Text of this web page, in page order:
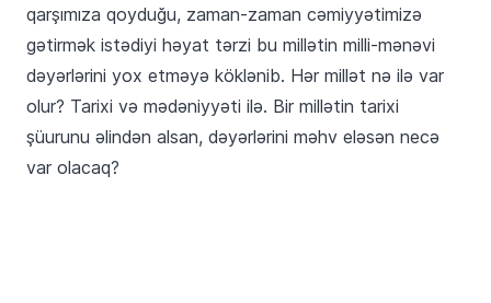
qarşımıza qoyduğu, zaman-zaman cəmiyyətimizə
gətirmək istədiyi həyat tərzi bu millətin milli-mənəvi
dəyərlərini yox etməyə köklənib. Hər millət nə ilə var
olur? Tarixi və mədəniyyəti ilə. Bir millətin tarixi
şüurunu əlindən alsan, dəyərlərini məhv eləsən necə
var olacaq?